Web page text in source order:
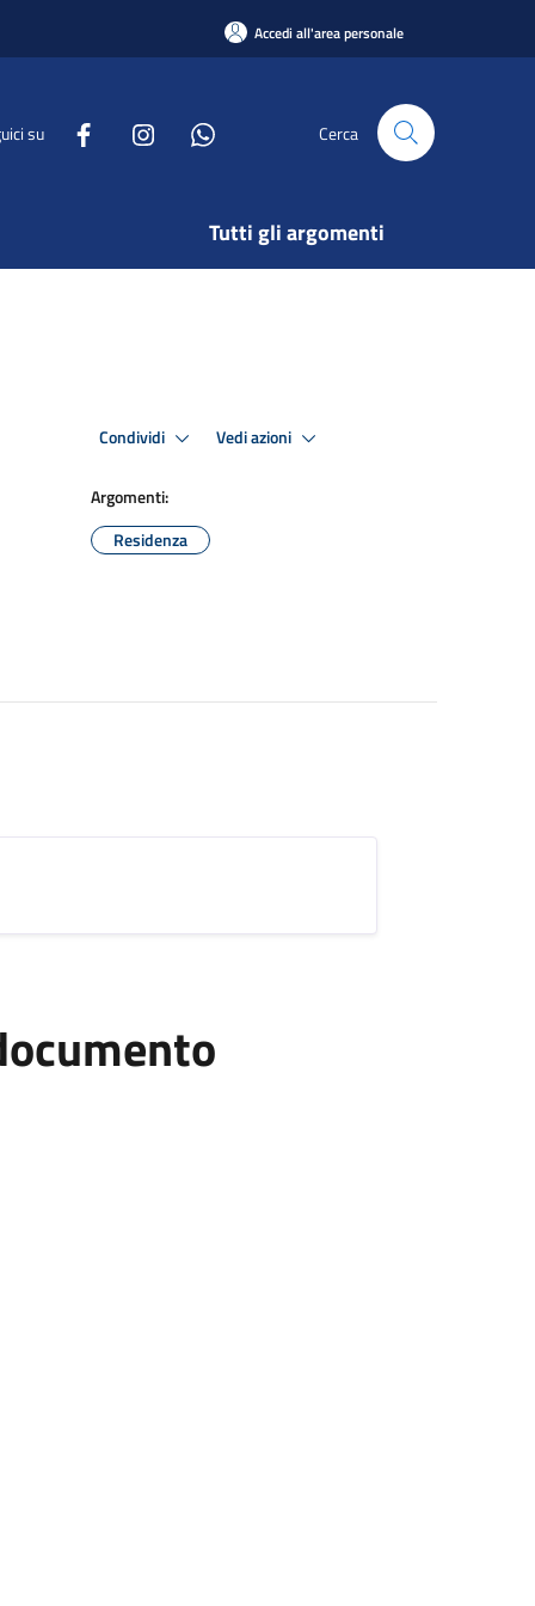
Accedi all'area personale
su Cerca
Tutti gli argomenti
Condividi Vedi azioni
Argomenti:
Residenza